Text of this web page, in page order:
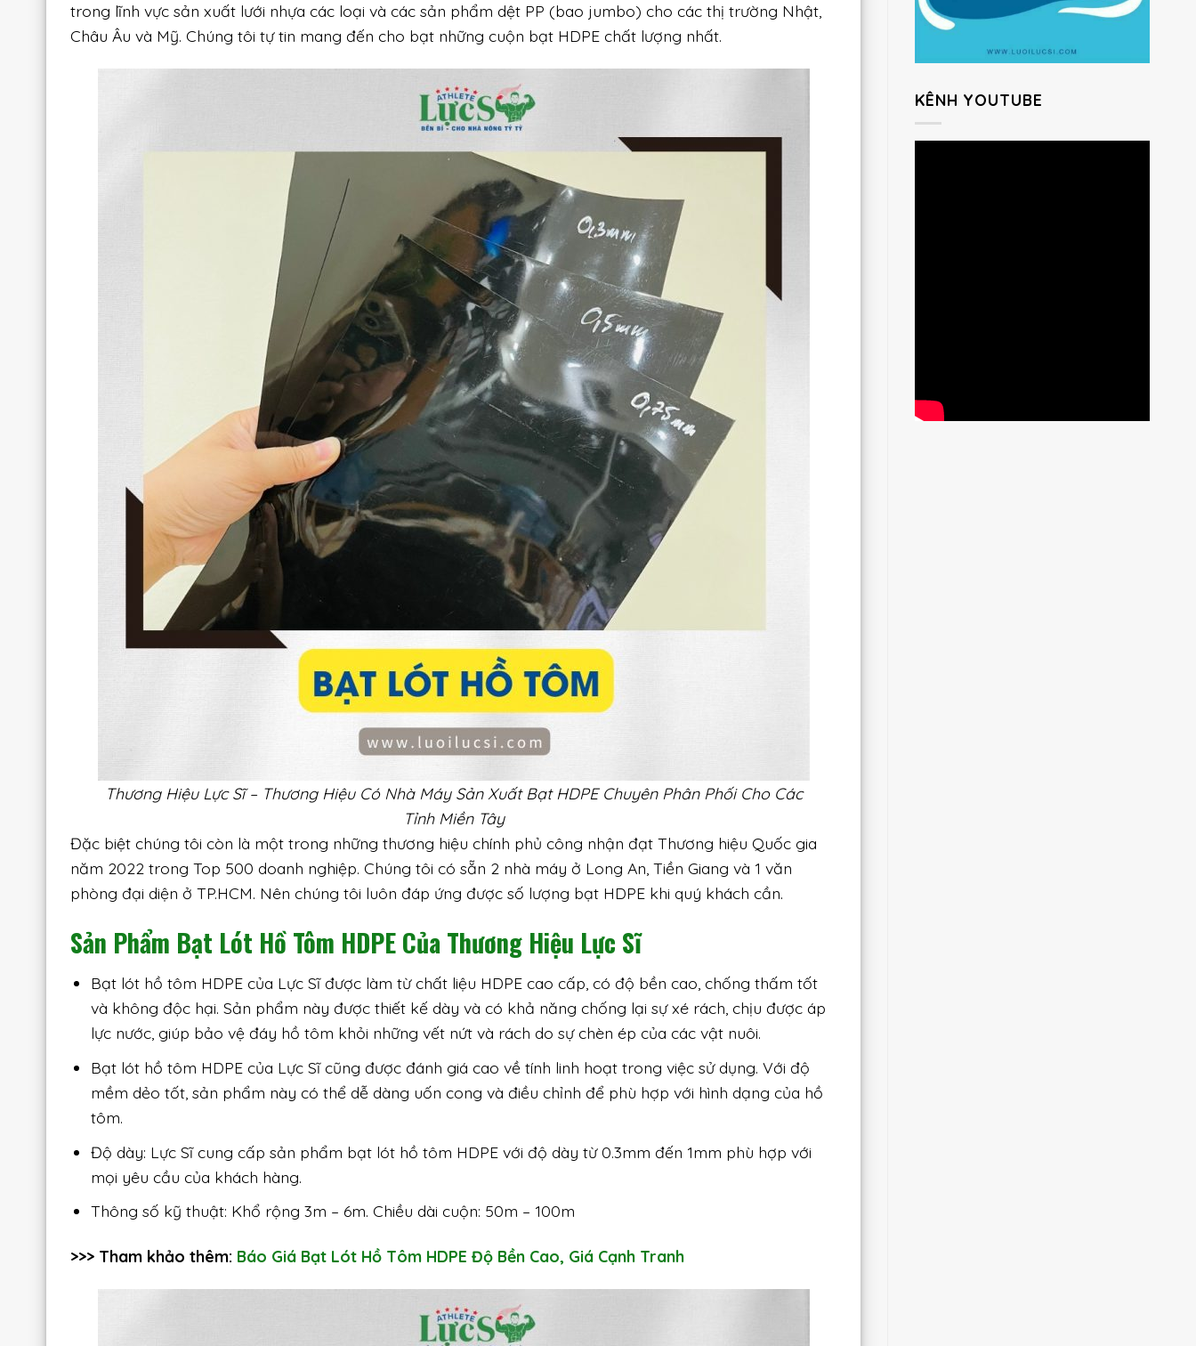
trong lĩnh vực sản xuất lưới nhựa các loại và các sản phẩm dệt PP (bao jumbo) cho các thị trường Nhật,
Châu Âu và Mỹ. Chúng tôi tự tin mang đến cho bạt những cuộn bạt HDPE chất lượng nhất.
Thương Hiệu Lực Sĩ – Thương Hiệu Có Nhà Máy Sản Xuất Bạt HDPE Chuyên Phân Phối Cho Các
Tỉnh Miền Tây
Đặc biệt chúng tôi còn là một trong những thương hiệu chính phủ công nhận đạt Thương hiệu Quốc gia
năm 2022 trong Top 500 doanh nghiệp. Chúng tôi có sẵn 2 nhà máy ở Long An, Tiền Giang và 1 văn
phòng đại diện ở TP.HCM. Nên chúng tôi luôn đáp ứng được số lượng bạt HDPE khi quý khách cần.
Sản Phẩm Bạt Lót Hồ Tôm HDPE Của Thương Hiệu Lực Sĩ
Bạt lót hồ tôm HDPE của Lực Sĩ được làm từ chất liệu HDPE cao cấp, có độ bền cao, chống thấm tốt
và không độc hại. Sản phẩm này được thiết kế dày và có khả năng chống lại sự xé rách, chịu được áp
lực nước, giúp bảo vệ đáy hồ tôm khỏi những vết nứt và rách do sự chèn ép của các vật nuôi.
Bạt lót hồ tôm HDPE của Lực Sĩ cũng được đánh giá cao về tính linh hoạt trong việc sử dụng. Với độ
mềm dẻo tốt, sản phẩm này có thể dễ dàng uốn cong và điều chỉnh để phù hợp với hình dạng của hồ
tôm.
Độ dày: Lực Sĩ cung cấp sản phẩm bạt lót hồ tôm HDPE với độ dày từ 0.3mm đến 1mm phù hợp với
mọi yêu cầu của khách hàng.
Thông số kỹ thuật: Khổ rộng 3m – 6m. Chiều dài cuộn: 50m – 100m
>>> Tham khảo thêm: Báo Giá Bạt Lót Hồ Tôm HDPE Độ Bền Cao, Giá Cạnh Tranh
KÊNH YOUTUBE